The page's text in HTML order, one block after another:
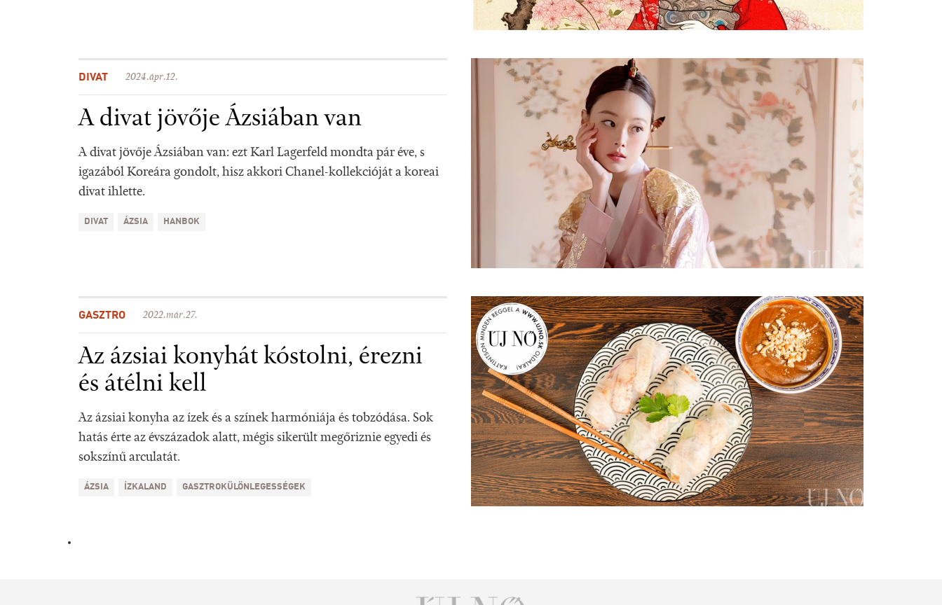
DIVAT 2024.ápr.12.
A divat jövője Ázsiában van
A divat jövője Ázsiában van: ezt Karl Lagerfeld mondta pár éve, s
igazából Koreára gondolt, hisz akkori Chanel-kollekcióját a koreai
divat ihlette.
DIVAT ÁZSIA HANBOK
GASZTRO 2022.már.27.
Az ázsiai konyhát kóstolni, érezni
és átélni kell
Az ázsiai konyha az ízek és a színek harmóniája és tobzódása. Sok
hatás érte az évszázadok alatt, mégis sikerült megőriznie egyedi és
sokszínű arculatát.
ÁZSIA ÍZKALAND GASZTROKÜLÖNLEGESSÉGEK